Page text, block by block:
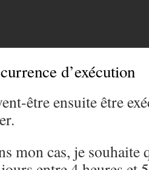
d’exécution
être ensuite être
mon cas, je